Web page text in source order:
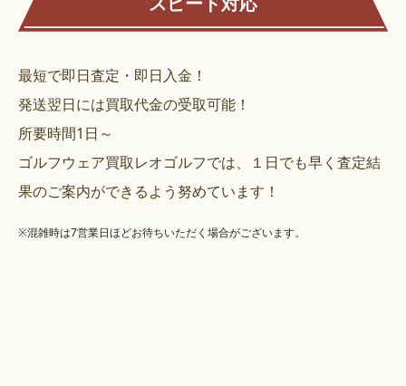
最短で即日査定・即日入金！
発送翌日には買取代金の受取可能！
所要時間1日～
ゴルフウェア買取レオゴルフでは、１日でも早く査定結
果のご案内ができるよう努めています！
※混雑時は7営業日ほどお待ちいただく場合がございます。